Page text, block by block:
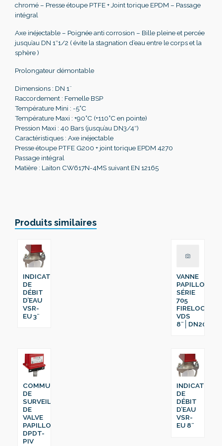
chromé – Presse étoupe PTFE + Joint torique EPDM – Passage
intégral
Axe inéjectable – Poignée anti corrosion – Bille pleine et percée
jusqu’au DN 1″1/2 ( évite la stagnation d’eau entre le corps et la
sphère )
Prolongateur démontable
Dimensions : DN 1¨
Raccordement : Femelle BSP
Température Mini : -5°C
Température Maxi : +90°C (+110°C en pointe)
Pression Maxi : 40 Bars (jusqu’au DN3/4″)
Caractéristiques : Axe inéjectable
Presse étoupe PTFE G200 + joint torique EPDM 4270
Passage intégral
Matière : Laiton CW617N-4MS suivant EN 12165
Produits similaires
INDICATEUR
DE
DÉBIT
D’EAU
VSR-
EU 3¨
VANNE
PAPILLON
SÉRIE
705
FIRELOCK™
VDS
8¨│DN200
COMMUTATEUR
DE
SURVEILLANCE
DE
VALVE
PAPILLON
DPDT-
PIV
INDICATEUR
DE
DÉBIT
D’EAU
VSR-
EU 8¨